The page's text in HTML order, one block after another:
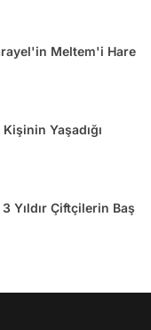
Meltem'i Hare
Yaşadığı
Yıldır Çiftçilerin Baş